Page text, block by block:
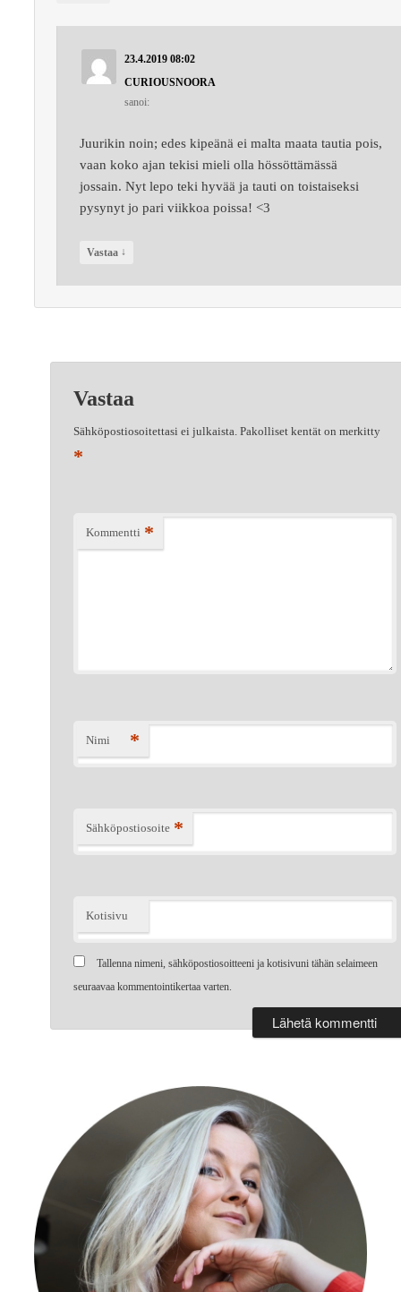
23.4.2019 08:02
CURIOUSNOORA
sanoi:
Juurikin noin; edes kipeänä ei malta maata tautia pois,
vaan koko ajan tekisi mieli olla hössöttämässä
jossain. Nyt lepo teki hyvää ja tauti on toistaiseksi
pysynyt jo pari viikkoa poissa! <3
Vastaa ↓
Vastaa
Sähköpostiosoitettasi ei julkaista. Pakolliset kentät on merkitty
*
Kommentti *
Nimi *
Sähköpostiosoite *
Kotisivu
Tallenna nimeni, sähköpostiosoitteeni ja kotisivuni tähän selaimeen
seuraavaa kommentointikertaa varten.